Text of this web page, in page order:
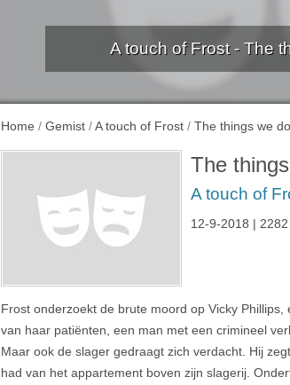
A touch of Frost - The
Home / Gemist / A touch of Frost / The things we
The
A touch of
12-9-2018 |
Frost onderzoekt de brute moord op Vicky
van haar patiënten, een man met een crimineel
Maar ook de slager gedraagt zich verdacht. Hij
had van het appartement boven zijn slagerij.